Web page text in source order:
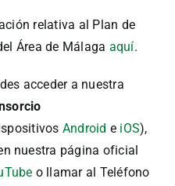
relativa al Plan de
Área de Málaga aquí.
acceder a nuestra
Android e iOS),
nuestra página oficial
o llamar al Teléfono